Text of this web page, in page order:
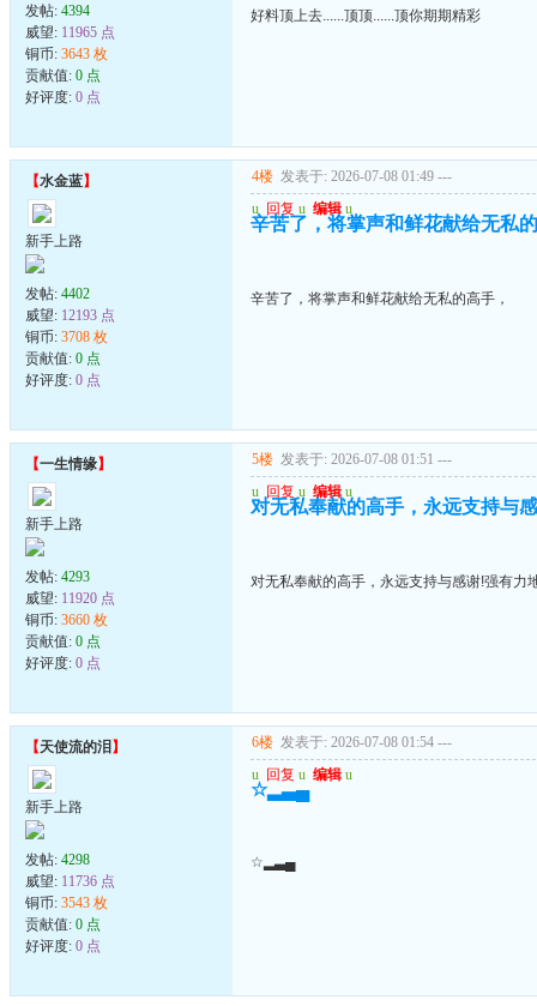
发帖: 4394
威望: 11965 点
铜币: 3643 枚
贡献值: 0 点
好评度: 0 点
好料顶上去......顶顶......顶你期期精彩
【水金蓝】
新手上路
发帖: 4402
威望: 12193 点
铜币: 3708 枚
贡献值: 0 点
好评度: 0 点
4楼 发表于: 2026-07-08 01:49 ---
u 回复 u 编辑 u
辛苦了，将掌声和鲜花献给无私
辛苦了，将掌声和鲜花献给无私的高手，
【一生情缘】
新手上路
发帖: 4293
威望: 11920 点
铜币: 3660 枚
贡献值: 0 点
好评度: 0 点
5楼 发表于: 2026-07-08 01:51 ---
u 回复 u 编辑 u
对无私奉献的高手，永远支持与
对无私奉献的高手，永远支持与感谢!强有力
【天使流的泪 】
新手上路
发帖: 4298
威望: 11736 点
铜币: 3543 枚
贡献值: 0 点
好评度: 0 点
6楼 发表于: 2026-07-08 01:54 ---
u 回复 u 编辑 u
☆▂▃▄
☆▂▃▄